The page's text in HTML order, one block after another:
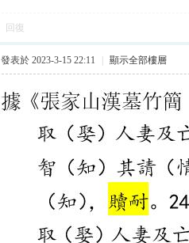
回復
發表於 2023-3-15 22:11 顯示全部樓層